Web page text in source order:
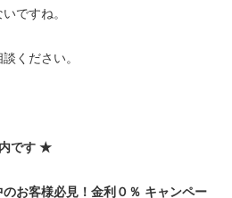
ですね。
ください。
です ★
のお客様必見！金利０％ キャンペー